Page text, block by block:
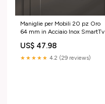
Maniglie per Mobili 20 pz Oro
64 mm in Acciaio Inox SmartTv
US$ 47.98
★★★★★ 4.2 (29 reviews)